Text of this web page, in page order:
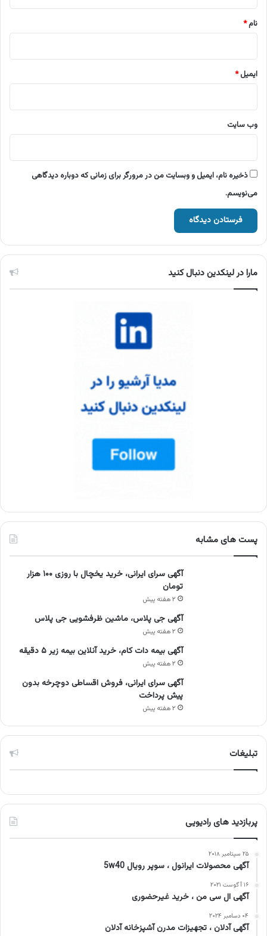
نام*
ایمیل*
وب‌ سایت
ذخیره نام، ایمیل و وبسایت من در مرورگر برای زمانی که دوباره دیدگاهی
می‌نویسم.
مارا در لینکدین دنبال کنید
پست های مشابه
آگهی سرای ایرانی، خرید یخچال با روزی ۱۰۰ هزار
تومان
۲ هفته پیش
آگهی جی پلاس، ماشین ظرفشویی جی پلاس
۲ هفته پیش
آگهی بیمه دات کام، خرید آنلاین بیمه زیر ۵ دقیقه
۲ هفته پیش
آگهی سرای ایرانی، فروش اقساطی دوچرخه بدون
پیش پرداخت
۲ هفته پیش
تبلیغات
پربازدید های رادیویی
۲۵ سپتامبر ۲۰۱۸
آگهی محصولات ایرانول ، سوپر رویال 5w40
۱۶ آگوست ۲۰۲۱
آگهی ال سی من ، خرید غیرحضوری
۰۴ دسامبر ۲۰۲۴
آگهی آدلان ، تجهیزات مدرن آشپزخانه آدلان